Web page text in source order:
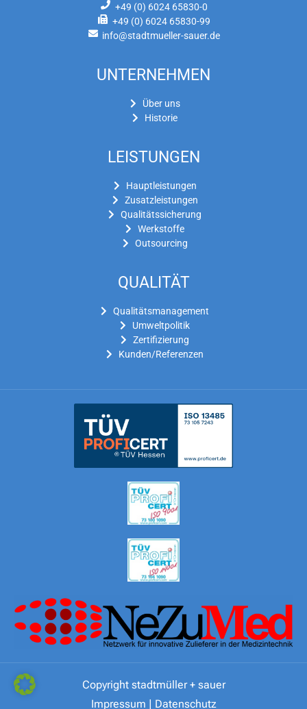
+49 (0) 6024 65830-0
+49 (0) 6024 65830-99
info@stadtmueller-sauer.de
UNTERNEHMEN
Über uns
Historie
LEISTUNGEN
Hauptleistungen
Zusatzleistungen
Qualitätssicherung
Werkstoffe
Outsourcing
QUALITÄT
Qualitätsmanagement
Umweltpolitik
Zertifizierung
Kunden/Referenzen
Copyright stadtmüller + sauer
Impressum | Datenschutz